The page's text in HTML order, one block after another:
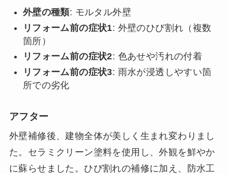
外壁の種類: モルタル外壁
リフォーム前の症状1: 外壁のひび割れ（複数
箇所）
リフォーム前の症状2: 色あせや汚れの付着
リフォーム前の症状3: 雨水が浸透しやすい箇
所での劣化
アフター
外壁補修後、建物全体が美しく生まれ変わりまし
た。セラミクリーン塗料を使用し、外観を鮮やか
に蘇らせました。ひび割れの補修に加え、防水工